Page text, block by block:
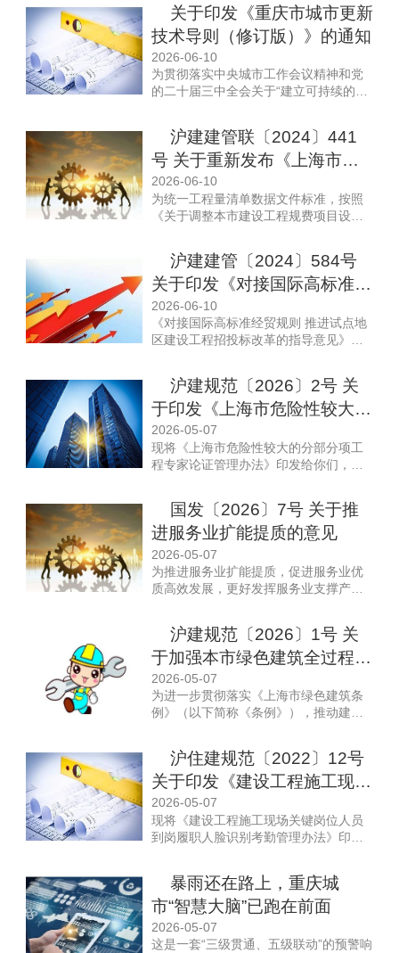
女家庭的支持力度，在中心城区租房的
夫妻双方，合计每月最高可提取5400
元。
关于印发《重庆市城市更新
技术导则（修订版）》的通知
2026-06-10
为贯彻落实中央城市工作会议精神和党
的二十届三中全会关于“建立可持续的城
照《重庆市持续推进城市更新三年行动
计划（2025-2027年）》相关规定，市
住房城乡建委总结提炼近年来城市更新
的经验做法，组织修订《重庆市城市更
新技术导则》，编制了《重庆市城市更
新技术导则（修订版）》（详见附
件）。现印发给你们，请结合实际认真
沪建建管联〔2024〕441
号 关于重新发布《上海市建
设工程工程量清单数据文件标
准——水利工程清单数据标
2026-06-10
为统一工程量清单数据文件标准，按照
《关于调整本市建设工程规费项目设置
〔2023〕120号）中取消规费单列的要
求，我委会同市水务局对原联合发布的
数据标准进行升级调整，编制了《上海
市建设工程工程量清单数据文件标准
——水利工程工程量清单数据标准
（VER1.1-2024）》，现予以发布，请
沪建建管〔2024〕584号
关于印发《对接国际高标准经
贸规则 推进试点地区建设工
程招投标改革的指导意见》的
2026-06-10
《对接国际高标准经贸规则 推进试点地
区建设工程招投标改革的指导意见》已
贯彻执行。
沪建规范〔2026〕2号 关
于印发《上海市危险性较大的
分部分项工程专家论证管理办
法》的通知
2026-05-07
现将《上海市危险性较大的分部分项工
程专家论证管理办法》印发给你们，请
国发〔2026〕7号 关于推
进服务业扩能提质的意见
2026-05-07
为推进服务业扩能提质，促进服务业优
质高效发展，更好发挥服务业支撑产业
沪建规范〔2026〕1号 关
于加强本市绿色建筑全过程管
理的通知
2026-05-07
为进一步贯彻落实《上海市绿色建筑条
例》（以下简称《条例》），推动建设
加强建设全过程监督管理，现将有关事
项通知如下。
沪住建规范〔2022〕12号
关于印发《建设工程施工现场
关键岗位人员到岗履职人脸识
别考勤管理办法》的通知
2026-05-07
现将《建设工程施工现场关键岗位人员
到岗履职人脸识别考勤管理办法》印发
暴雨还在路上，重庆城
市“智慧大脑”已跑在前面
2026-05-07
这是一套“三级贯通、五级联动”的预警响